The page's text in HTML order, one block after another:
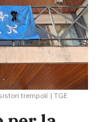
trempolí | TGE